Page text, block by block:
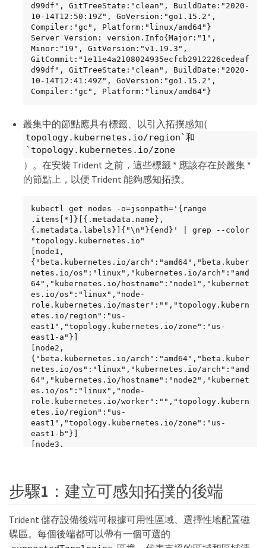
d99df", GitTreeState:"clean", BuildDate:"2020-
10-14T12:50:19Z", GoVersion:"go1.15.2",
Compiler:"gc", Platform:"linux/amd64"}
Server Version: version.Info{Major:"1",
Minor:"19", GitVersion:"v1.19.3",
GitCommit:"1e11e4a2108024935ecfcb2912226cedeaf
d99df", GitTreeState:"clean", BuildDate:"2020-
10-14T12:41:49Z", GoVersion:"go1.15.2",
Compiler:"gc", Platform:"linux/amd64"}
叢集中的節點應具有標籤、以引入拓撲感知(
topology.kubernetes.io/region`和
`topology.kubernetes.io/zone
）。在安裝 Trident 之前，這些標籤 * 應該存在於叢集 *
的節點上，以便 Trident 能夠感知拓撲。
kubectl get nodes -o=jsonpath='{range
.items[*]}[{.metadata.name},
{.metadata.labels}]{"\n"}{end}' | grep --color
"topology.kubernetes.io"
[node1,
{"beta.kubernetes.io/arch":"amd64","beta.kuber
netes.io/os":"linux","kubernetes.io/arch":"amd
64","kubernetes.io/hostname":"node1","kubernet
es.io/os":"linux","node-
role.kubernetes.io/master":"","topology.kubern
etes.io/region":"us-
east1","topology.kubernetes.io/zone":"us-
east1-a"}]
[node2,
{"beta.kubernetes.io/arch":"amd64","beta.kuber
netes.io/os":"linux","kubernetes.io/arch":"amd
64","kubernetes.io/hostname":"node2","kubernet
es.io/os":"linux","node-
role.kubernetes.io/worker":"","topology.kubern
etes.io/region":"us-
east1","topology.kubernetes.io/zone":"us-
east1-b"}]
[node3,
es.io/os":"linux","node-
role.kubernetes.io/worker":"","topology.kubern
east1","topology.kubernetes.io/zone":"us-
east1-c"}]
步驟1：建立可感知拓撲的後端
Trident 儲存設備後端可根據可用性區域、選擇性地配置磁
碟區。每個後端都可以帶有一個可選的